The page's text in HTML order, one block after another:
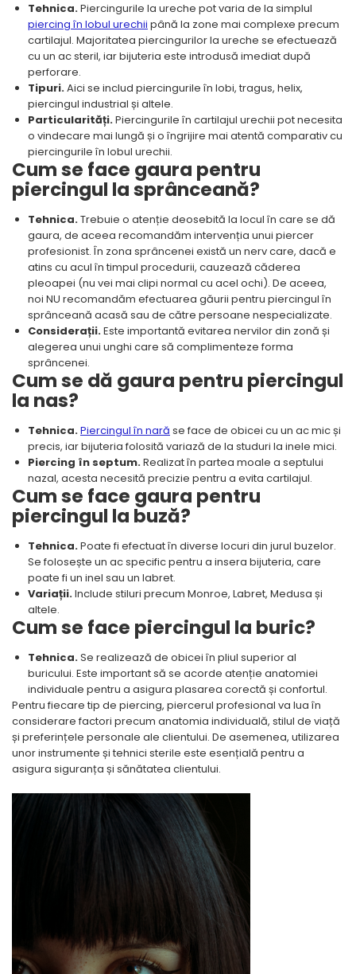
Tehnica.Piercingurile la ureche pot varia de la simplul
piercing în lobul urechii până la zone mai complexe precum
cartilajul. Majoritatea piercingurilor la ureche se efectuează
cu un ac steril, iar bijuteria este introdusă imediat după
perforare.
Tipuri.Aici se includ piercingurile în lobi, tragus, helix,
piercingul industrial și altele.
Particularități.Piercingurile în cartilajul urechii pot necesita
o vindecare mai lungă și o îngrijire mai atentă comparativ cu
piercingurile în lobul urechii.
Cum se face gaura pentru
piercingul la sprânceană?
Tehnica.Trebuie o atenție deosebită la locul în care se dă
gaura, de aceea recomandăm intervenția unui piercer
profesionist. În zona sprâncenei există un nerv care, dacă e
atins cu acul în timpul procedurii, cauzează căderea
pleoapei (nu vei mai clipi normal cu acel ochi). De aceea,
noi NU recomandăm efectuarea găurii pentru piercingul în
sprânceană acasă sau de către persoane nespecializate.
Considerații.Este importantă evitarea nervilor din zonă și
alegerea unui unghi care să complimenteze forma
sprâncenei.
Cum se dă gaura pentru piercingul
la nas?
Tehnica.Piercingul în nară se face de obicei cu un ac mic și
precis, iar bijuteria folosită variază de la studuri la inele mici.
Piercing în septum.Realizat în partea moale a septului
nazal, acesta necesită precizie pentru a evita cartilajul.
Cum se face gaura pentru
piercingul la buză?
Tehnica.Poate fi efectuat în diverse locuri din jurul buzelor.
Se folosește un ac specific pentru a insera bijuteria, care
poate fi un inel sau un labret.
Variații.Include stiluri precum Monroe, Labret, Medusa și
altele.
Cum se face piercingul la buric?
Tehnica.Se realizează de obicei în pliul superior al
buricului. Este important să se acorde atenție anatomiei
individuale pentru a asigura plasarea corectă și confortul.
Pentru fiecare tip de piercing, piercerul profesional va lua în
considerare factori precum anatomia individuală, stilul de viață
și preferințele personale ale clientului. De asemenea, utilizarea
unor instrumente și tehnici sterile este esențială pentru a
asigura siguranța și sănătatea clientului.